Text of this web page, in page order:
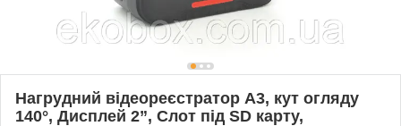
Нагрудний відеореєстратор А3, кут огляду
140°, Дисплей 2”, Слот під SD карту,